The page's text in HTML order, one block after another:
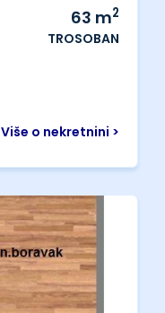
63 m2
TROSOBAN
Više o nekretnini >